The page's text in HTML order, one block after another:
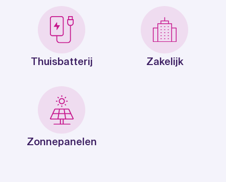
Thuisbatterij Zakelijk
Zonnepanelen